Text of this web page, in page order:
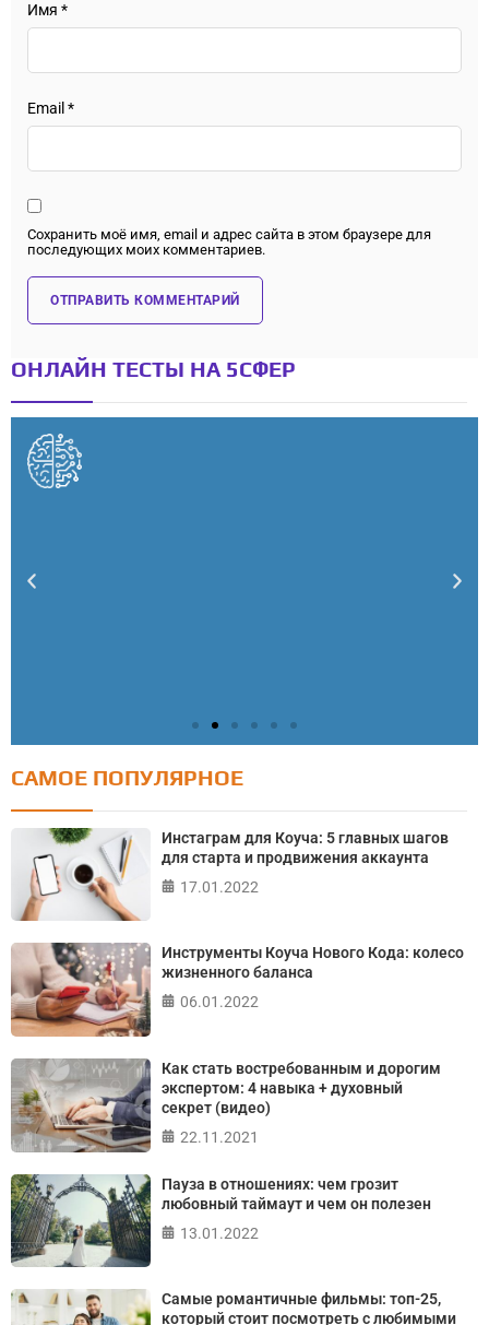
Имя *
Email *
Сохранить моё имя, email и адрес сайта в этом браузере для
последующих моих комментариев.
ОНЛАЙН ТЕСТЫ НА 5СФЕР
Тест: Как я контролирую свою жизнь?
Онлайн тест на основе шкалы локуса контроля
Джулиана Роттера
САМОЕ ПОПУЛЯРНОЕ
Инстаграм для Коуча: 5 главных шагов
для старта и продвижения аккаунта
17.01.2022
Инструменты Коуча Нового Кода: колесо
жизненного баланса
06.01.2022
Как стать востребованным и дорогим
экспертом: 4 навыка + духовный
секрет (видео)
22.11.2021
Пауза в отношениях: чем грозит
любовный таймаут и чем он полезен
13.01.2022
Самые романтичные фильмы: топ-25,
который стоит посмотреть с любимыми